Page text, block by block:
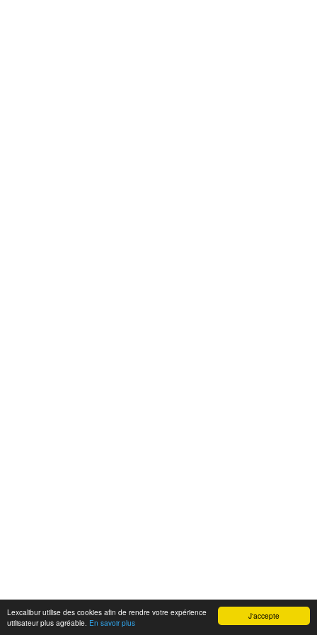
J'accepte
Lexcalibur utilise des cookies afin de rendre votre expérience
utilisateur plus agréable. En savoir plus